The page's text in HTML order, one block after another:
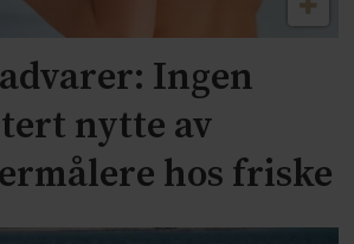
Ingen
nytte av
hos friske